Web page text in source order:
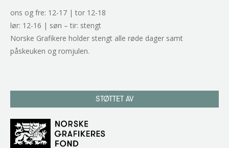
ons og fre: 12-17 | tor 12-18
lør: 12-16 | søn – tir: stengt
Norske Grafikere holder stengt alle røde dager samt
påskeuken og romjulen.
STØTTET AV